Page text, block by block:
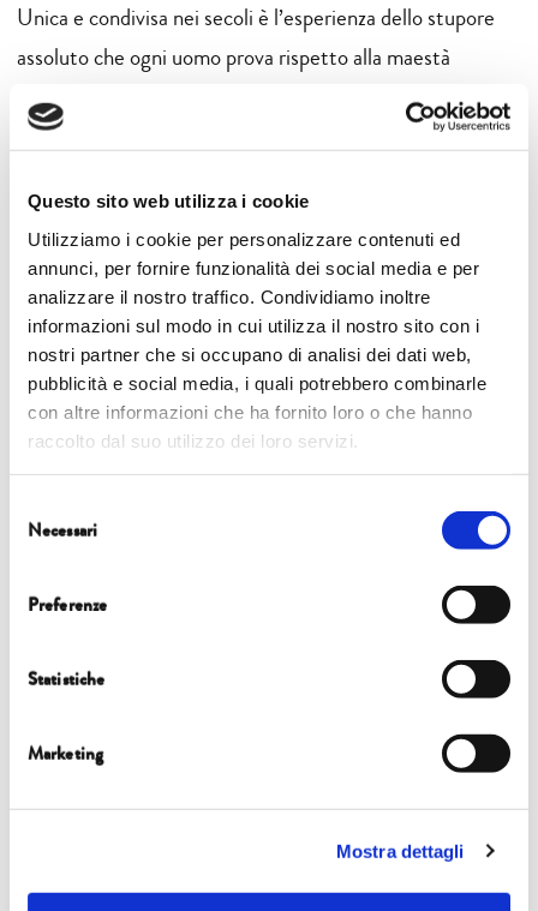
Questo sito web utilizza i cookie
Utilizziamo i cookie per personalizzare contenuti ed
annunci, per fornire funzionalità dei social media e per
analizzare il nostro traffico. Condividiamo inoltre
informazioni sul modo in cui utilizza il nostro sito con i
nostri partner che si occupano di analisi dei dati web,
pubblicità e social media, i quali potrebbero combinarle
con altre informazioni che ha fornito loro o che hanno
raccolto dal suo utilizzo dei loro servizi.
delNecessari
Preferenze
Statistiche
Marketing
Mostra dettagli
Unica e condivisa nei secoli è l’esperienza dello stupore
assoluto che ogni uomo prova rispetto alla maestà
soverchiante dell’universo. Differenti le reazioni a questa
esperienza: mistero insondabile e spia suprema del sacro o
scienza. Il teologo Vito Mancuso e l’astrofisica Ersilia
Vaudo Scarpetta ci faranno compiere entrambe le
esperienze. Perché come scriveva Einstein: «Ritengo che
il sentimento religioso cosmico sia il più forte e nobile
incitamento alla ricerca scientifica».